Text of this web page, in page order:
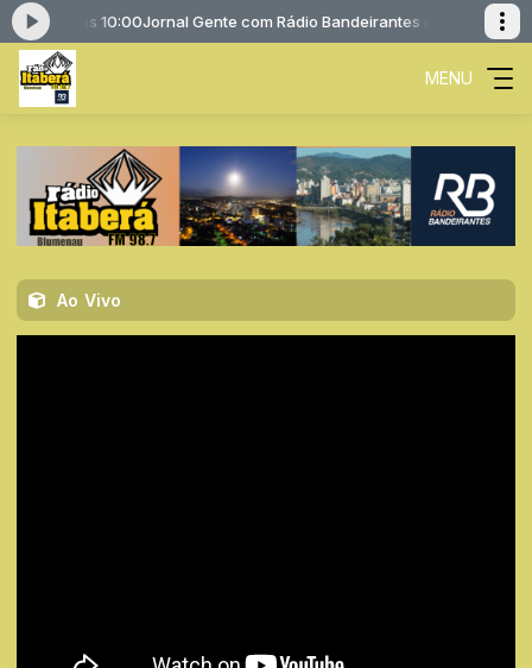
às 10:00Jornal Gente com Rádio Bandeirantes das 08:00 às 10:00
MENU
Ao Vivo